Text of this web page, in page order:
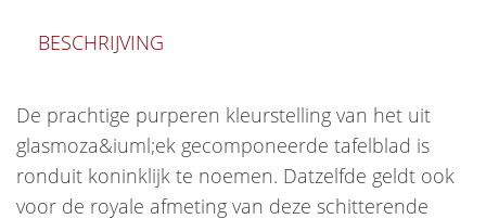
BESCHRIJVING
De prachtige purperen kleurstelling van het uit
glasmoza&iuml;ek gecomponeerde tafelblad is
ronduit koninklijk te noemen. Datzelfde geldt ook
voor de royale afmeting van deze schitterende